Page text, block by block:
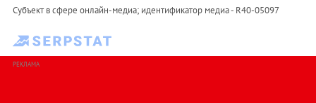
Субъект в сфере онлайн-медиа; идентификатор медиа - R40-05097
РЕКЛАМА